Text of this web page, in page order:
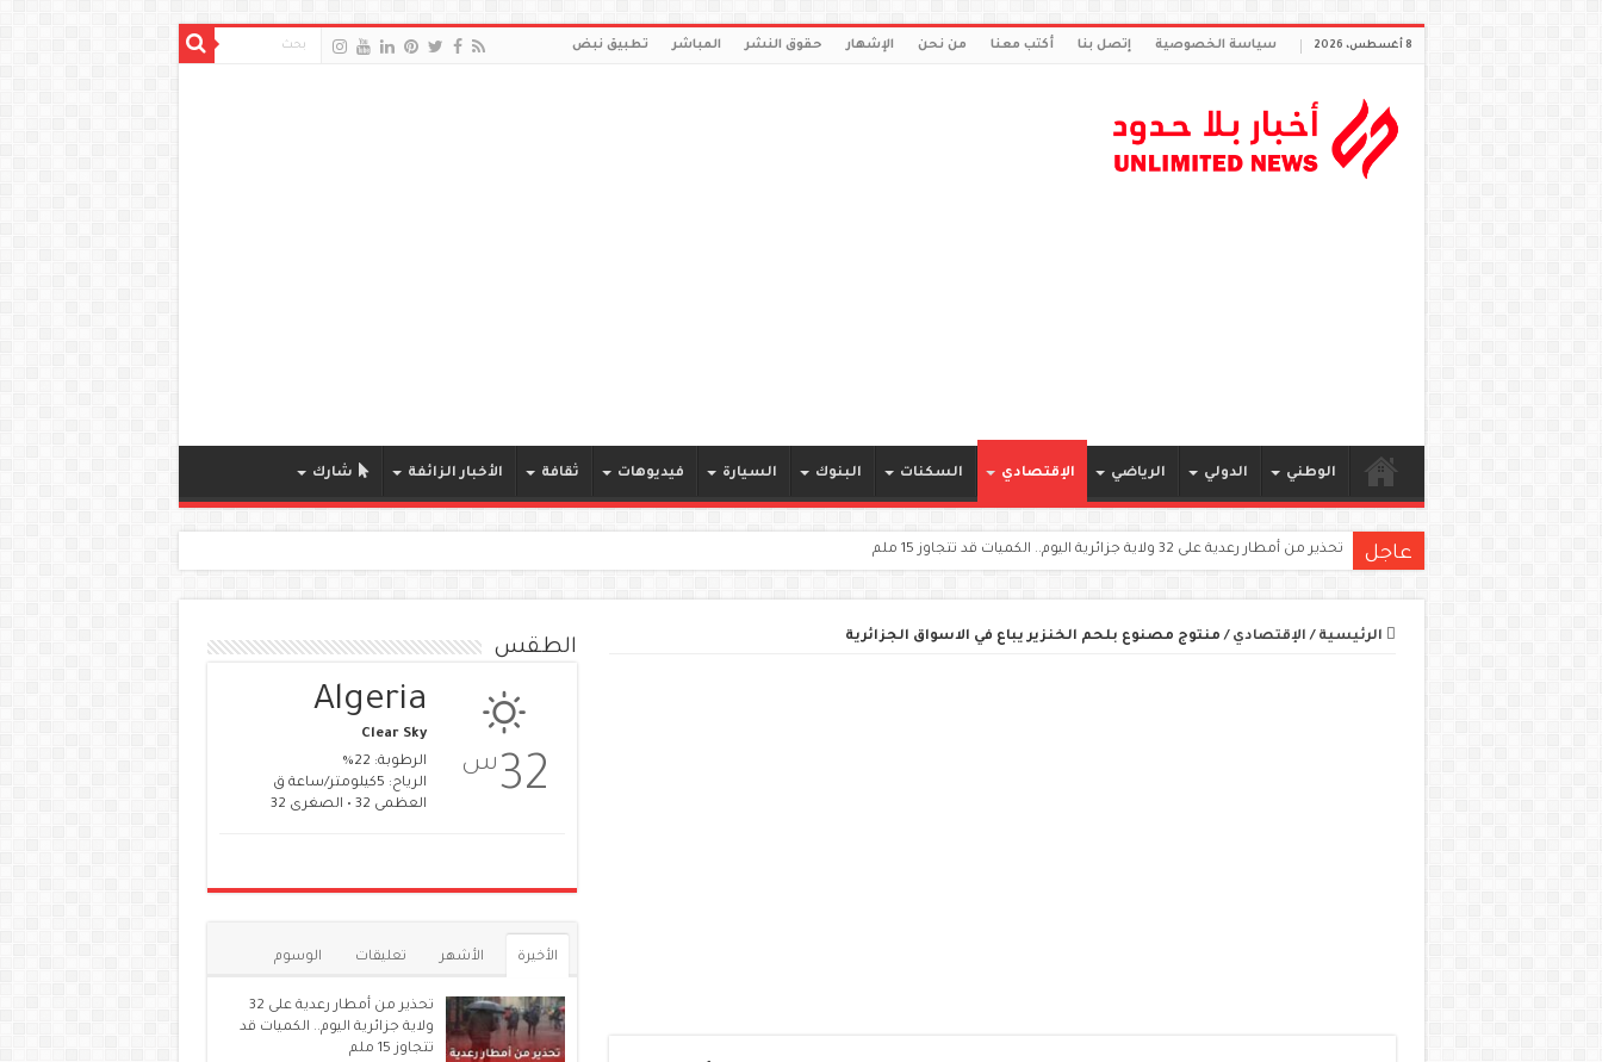
8 أغسطس، 2026 سياسة الخصوصية إتصل بنا أكتب معنا من نحن الإشهار حقوق النشر المباشر تطبيق نبض
الوطني الدولي الرياضي الإقتصادي السكنات البنوك السيارة فيديوهات ثقافة الأخبار الزائفة شارك
عاجل تحذير من أمطار رعدية على 32 ولاية جزائرية اليوم.. الكميات قد تتجاوز 15 ملم
الرئيسية / الإقتصادي / منتوج مصنوع بلحم الخنزير يباع في الاسواق الجزائرية الطقس
32 س
Algeria
Clear Sky
الرطوبة: 22%
الرياح: 5كيلومتر/ساعة ق
العظمى 32 • الصغرى 32
الأخيرة الأشهر تعليقات الوسوم
تحذير من أمطار رعدية على 32
ولاية جزائرية اليوم.. الكميات قد
تتجاوز 15 ملم